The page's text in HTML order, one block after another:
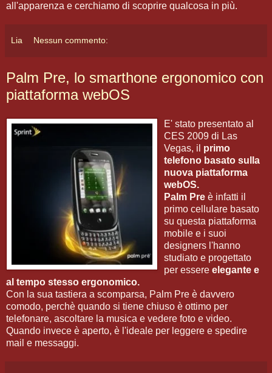
all'apparenza e cerchiamo di scoprire qualcosa in più.
Lia Nessun commento:
Palm Pre, lo smarthone ergonomico con
piattaforma webOS
E' stato presentato al
CES 2009 di Las
Vegas, il primo
telefono basato sulla
nuova piattaforma
webOS.
Palm Pre è infatti il
primo cellulare basato
su questa piattaforma
mobile e i suoi
designers l'hanno
studiato e progettato
per essere elegante e
al tempo stesso ergonomico.
Con la sua tastiera a scomparsa, Palm Pre è davvero
comodo, perchè quando si tiene chiuso è ottimo per
telefonare, ascoltare la musica e vedere foto e video.
Quando invece è aperto, è l'ideale per leggere e spedire
mail e messaggi.